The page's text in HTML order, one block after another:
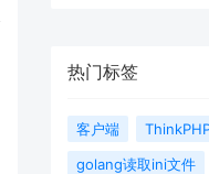
热门标签
客户端
golang读取ini文件